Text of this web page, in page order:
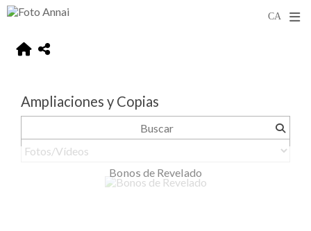
Ampliaciones y Copias
Bonos de Revelado